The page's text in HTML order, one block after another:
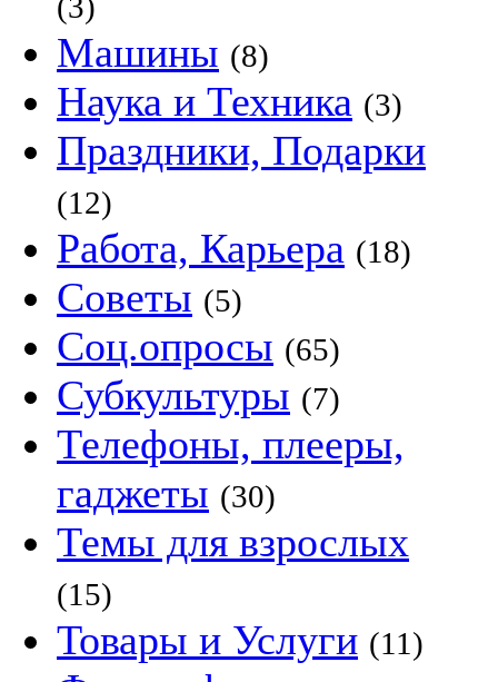
Машины (8)
Наука и Техника (3)
Праздники, Подарки
(12)
Работа, Карьера (18)
Советы (5)
Соц.опросы (65)
Субкультуры (7)
Телефоны, плееры,
гаджеты (30)
Темы для взрослых
(15)
Товары и Услуги (11)